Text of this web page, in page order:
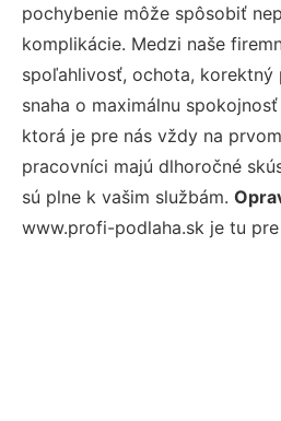
pochybenie môže spôsobiť
komplikácie. Medzi naše
spoľahlivosť, ochota, korektný
snaha o maximálnu
ktorá je pre nás vždy na
pracovníci majú dlhoročné
sú plne k vašim službám.
www.profi-podlaha.sk je tu pre